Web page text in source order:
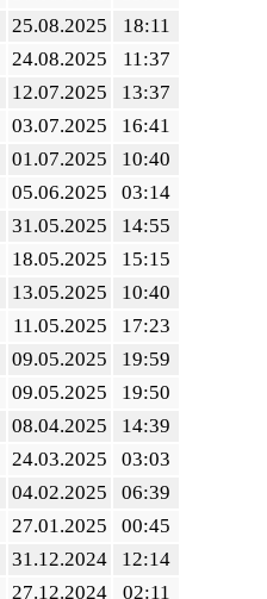
25.08.2025
18:11
24.08.2025
11:37
12.07.2025
13:37
03.07.2025
16:41
01.07.2025
10:40
05.06.2025
03:14
31.05.2025
14:55
18.05.2025
15:15
13.05.2025
10:40
11.05.2025
17:23
09.05.2025
19:59
09.05.2025
19:50
08.04.2025
14:39
24.03.2025
03:03
04.02.2025
06:39
27.01.2025
00:45
31.12.2024
12:14
27.12.2024
02:11